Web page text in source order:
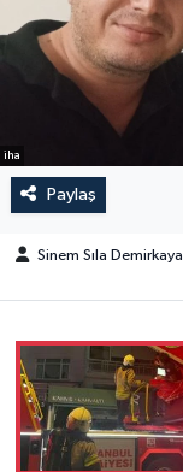
iha
Paylaş
Sinem Sıla Demirkaya